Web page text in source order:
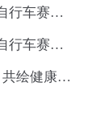
2025年大兴安岭·塔河第七届全国森林自行车赛鸣枪开赛
2025年大兴安岭·塔河第七届全国森林自行车赛圆满收官
为国民养生而生：新华网携手无限极，共绘健康中国新图景